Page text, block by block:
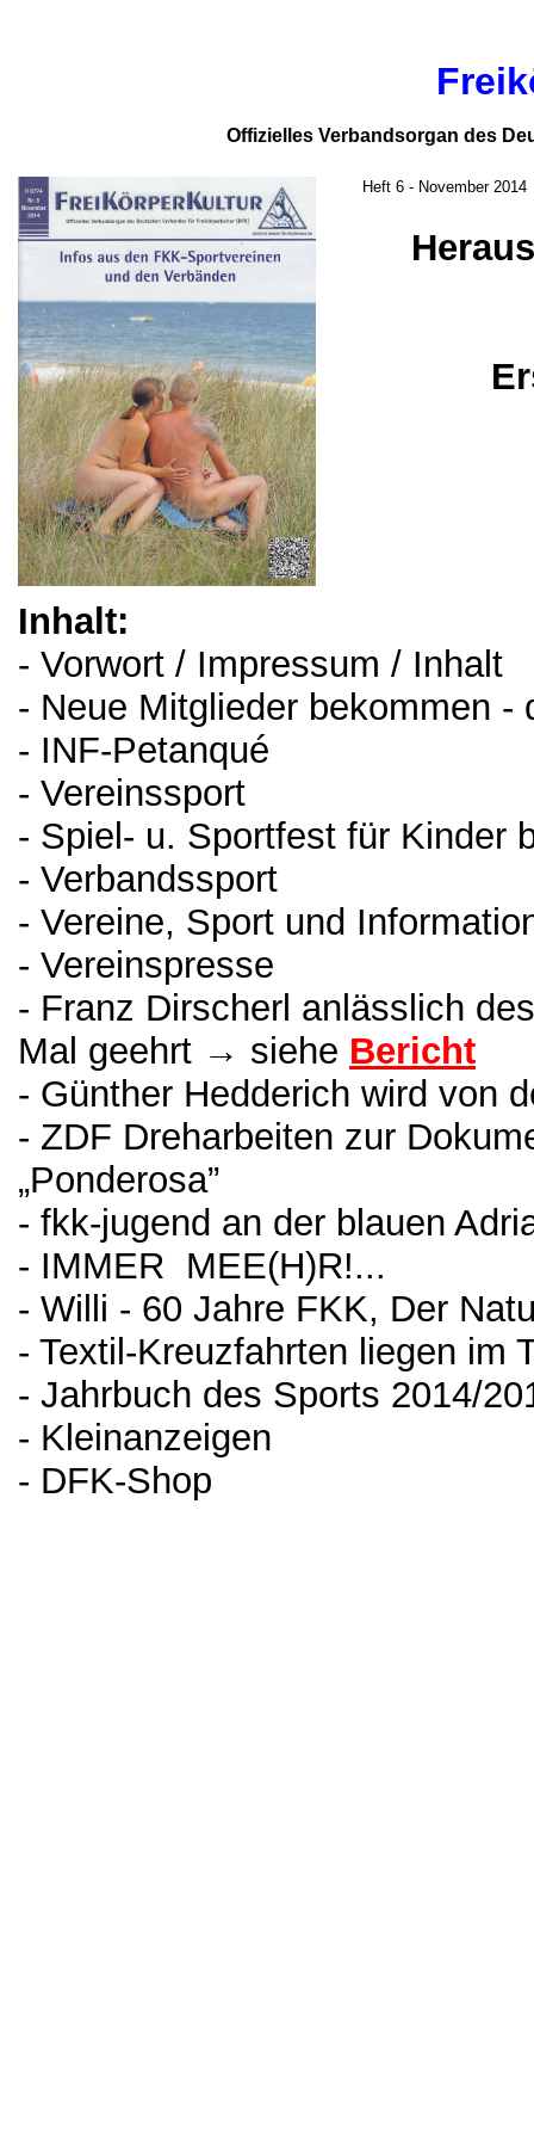
Offizielles Verbandsorgan des
Heft 6 - November 2014
Inhalt:
- Vorwort / Impressum / Inhalt
- Neue Mitglieder bekommen
- INF-Petanqué
- Vereinssport
- Spiel- u. Sportfest für Kinder
- Verbandssport
- Vereine, Sport und
- Vereinspresse
- Franz Dirscherl anlässlich
Mal geehrt → siehe Bericht
- Günther Hedderich wird von
- ZDF Dreharbeiten zur
„Ponderosa”
- fkk-jugend an der blauen
- IMMER MEE(H)R!...
- Willi - 60 Jahre FKK, Der
- Textil-Kreuzfahrten liegen im
- Jahrbuch des Sports 2014/
- Kleinanzeigen
- DFK-Shop